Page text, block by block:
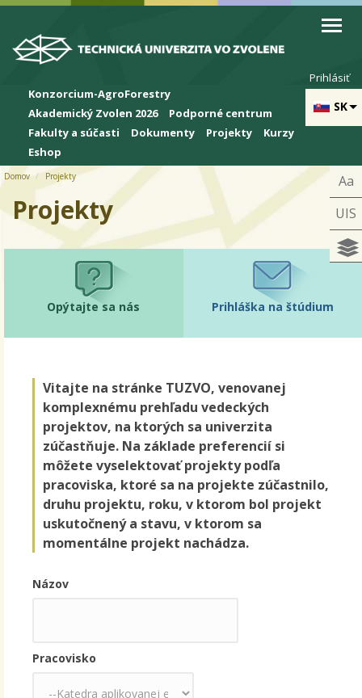
Skip to cookies
Skip to navigation
Skočiť na hlavný obsah
SK
Prihlásiť
Konzorcium-AgroForestry
Akademický Zvolen 2026
Podporné centrum
Fakulty a súčasti
Dokumenty Projekty
Kurzy
Eshop
Aa
UIS
Domov Projekty
Projekty
Opýtajte sa nás Prihláška na štúdium
Vitajte na stránke TUZVO, venovanej
komplexnému prehľadu vedeckých
projektov, na ktorých sa univerzita
zúčastňuje. Na základe preferencií si
môžete vyselektovať projekty podľa
pracoviska, ktoré sa na projekte zúčastnilo,
druhu projektu, roku, v ktorom bol projekt
uskutočnený a stavu, v ktorom sa
momentálne projekt nachádza.
Názov
Pracovisko